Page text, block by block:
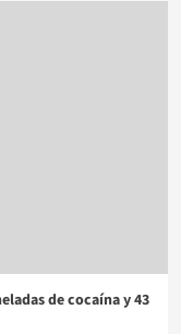
de cocaína y 43